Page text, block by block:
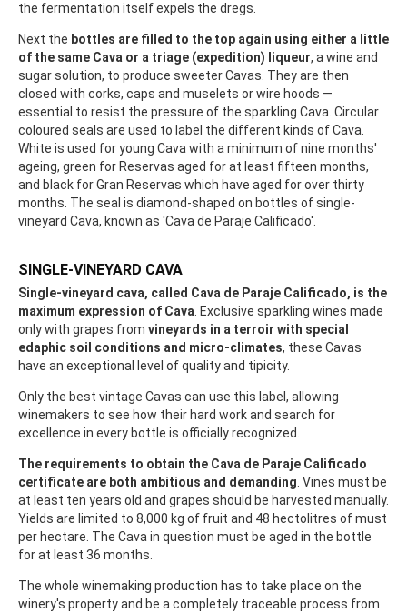
the fermentation itself expels the dregs.
Next the bottles are filled to the top again using either a little
of the same Cava or a triage (expedition) liqueur, a wine and
sugar solution, to produce sweeter Cavas. They are then
closed with corks, caps and muselets or wire hoods —
essential to resist the pressure of the sparkling Cava. Circular
coloured seals are used to label the different kinds of Cava.
White is used for young Cava with a minimum of nine months'
ageing, green for Reservas aged for at least fifteen months,
and black for Gran Reservas which have aged for over thirty
months. The seal is diamond-shaped on bottles of single-
vineyard Cava, known as 'Cava de Paraje Calificado'.
SINGLE-VINEYARD CAVA
Single-vineyard cava, called Cava de Paraje Calificado, is the
maximum expression of Cava. Exclusive sparkling wines made
only with grapes from vineyards in a terroir with special
edaphic soil conditions and micro-climates, these Cavas
have an exceptional level of quality and tipicity.
Only the best vintage Cavas can use this label, allowing
winemakers to see how their hard work and search for
excellence in every bottle is officially recognized.
The requirements to obtain the Cava de Paraje Calificado
certificate are both ambitious and demanding. Vines must be
at least ten years old and grapes should be harvested manually.
Yields are limited to 8,000 kg of fruit and 48 hectolitres of must
per hectare. The Cava in question must be aged in the bottle
for at least 36 months.
The whole winemaking production has to take place on the
winery's property and be a completely traceable process from